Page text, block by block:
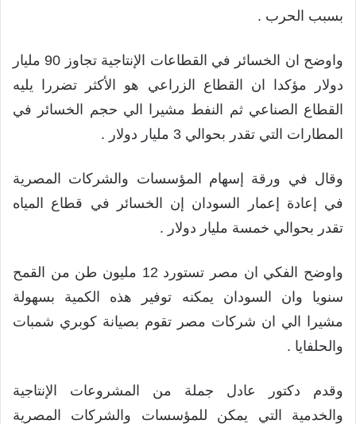
بسبب الحرب .
واوضح ان الخسائر في القطاعات الإنتاجية تجاوز 90 مليار
دولار مؤكدا ان القطاع الزراعي هو الأكثر تضررا يليه
القطاع الصناعي ثم النفط مشيرا الي حجم الخسائر في
المطارات التي تقدر بحوالي 3 مليار دولار .
وقال في ورقة إسهام المؤسسات والشركات المصرية
في إعادة إعمار السودان إن الخسائر في قطاع المياه
تقدر بحوالي خمسة مليار دولار .
واوضح الفكي ان مصر تستورد 12 مليون طن من القمح
سنويا وان السودان يمكنه توفير هذه الكمية بسهولة
مشيرا الي ان شركات مصر تقوم بصيانة كوبري شمبات
والحلفايا .
وقدم دكتور عادل جملة من المشروعات الإنتاجية
والخدمية التي يمكن للمؤسسات والشركات المصرية